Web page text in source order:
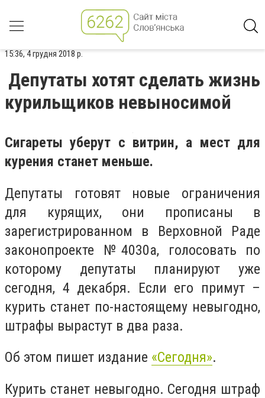
15:36, 4 грудня 2018 р.
Депутаты хотят сделать жизнь
курильщиков невыносимой
Сигареты уберут с витрин, а мест для
курения станет меньше.
Депутаты готовят новые ограничения
для курящих, они прописаны в
зарегистрированном в Верховной Раде
законопроекте №4030а, голосовать по
которому депутаты планируют уже
сегодня, 4 декабря. Если его примут –
курить станет по-настоящему невыгодно,
штрафы вырастут в два раза.
Об этом пишет издание «Сегодня».
Курить станет невыгодно. Сегодня штраф